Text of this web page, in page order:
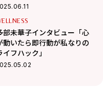
部未華子インタビュー「心
動いたら即行動が私なりの
イフハック」